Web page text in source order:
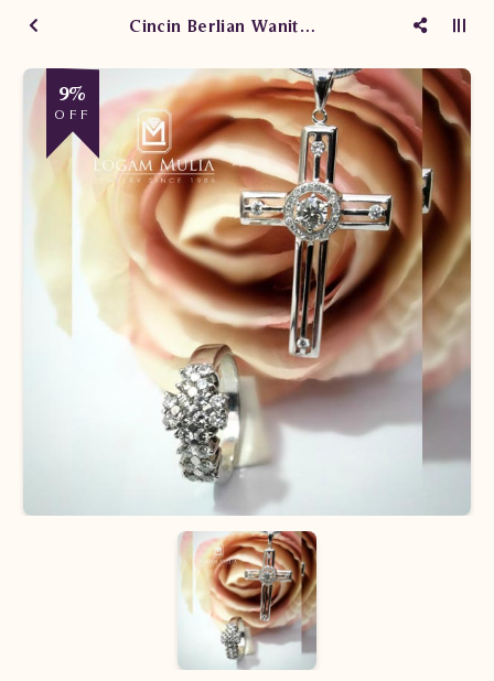
Cincin Berlian Wanita XW.CPR.PT sLdT
9%
OFF